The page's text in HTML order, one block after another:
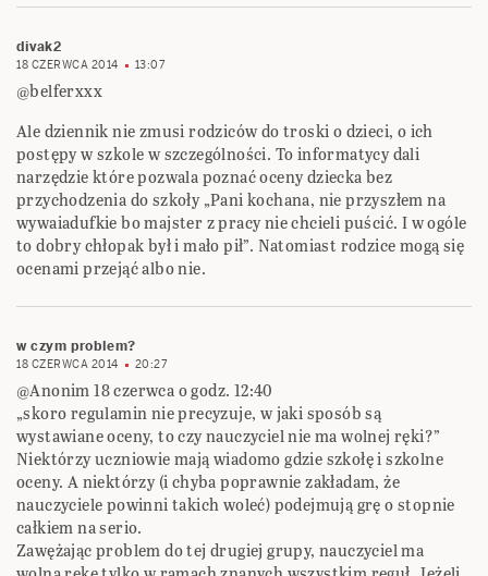
divak2
18 CZERWCA 2014 13:07
@belferxxx
Ale dziennik nie zmusi rodziców do troski o dzieci, o ich
postępy w szkole w szczególności. To informatycy dali
narzędzie które pozwala poznać oceny dziecka bez
przychodzenia do szkoły „Pani kochana, nie przyszłem na
wywaiadufkie bo majster z pracy nie chcieli puścić. I w ogóle
to dobry chłopak był i mało pił”. Natomiast rodzice mogą się
ocenami przejąć albo nie.
w czym problem?
18 CZERWCA 2014 20:27
@Anonim 18 czerwca o godz. 12:40
„skoro regulamin nie precyzuje, w jaki sposób są
wystawiane oceny, to czy nauczyciel nie ma wolnej ręki?”
Niektórzy uczniowie mają wiadomo gdzie szkołę i szkolne
oceny. A niektórzy (i chyba poprawnie zakładam, że
nauczyciele powinni takich woleć) podejmują grę o stopnie
całkiem na serio.
Zawężając problem do tej drugiej grupy, nauczyciel ma